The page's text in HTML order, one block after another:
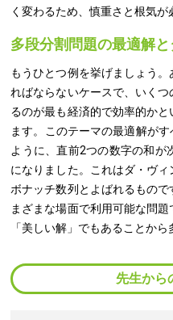
く変わるため、慎重さと根気が
多段分割問題の最適解
もうひとつ例を挙げましょう
ればならないケースで、いく
るのが最も経済的で効率的か
ます。このテーマの最適解が
ように、直前2つの数字の和が
になりました。これはダ・ヴ
ボナッチ数列とよばれるもの
まざまな場面で利用可能な問
「美しい解」でもあることか
先生から